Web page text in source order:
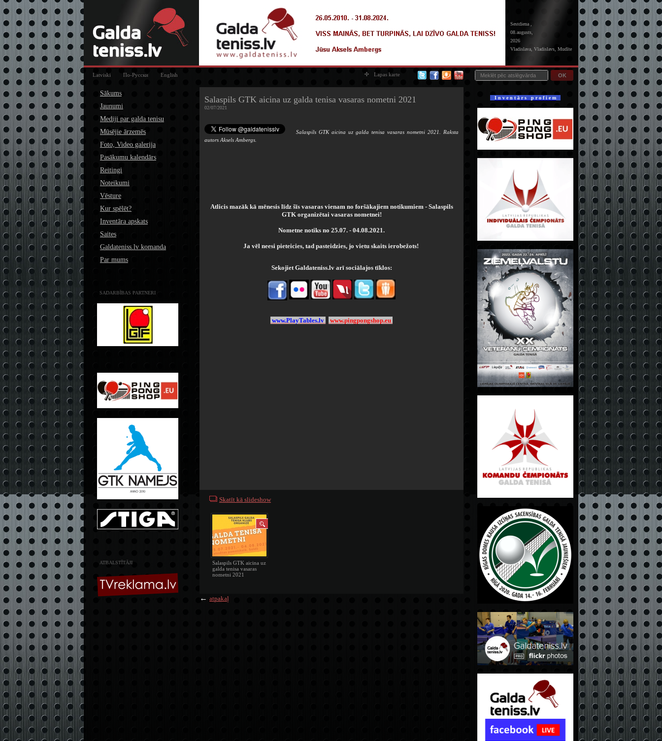
Sestdiena ,
08.augusts,
2026
Vladislava, Vladislavs, Mudīte
OK
Latviski По-Русски English Lapas karte
Sākums
Jaunumi
Mediji par galda tenisu
Mūsējie ārzemēs
Foto, Video galerija
Pasākumu kalendārs
Reitingi
Noteikumi
Vēsture
Kur spēlēt?
Inventāra apskats
Saites
Galdateniss.lv komanda
Par mums
SADARBĪBAS PARTNERI
ATBALSTĪTĀJI
Salaspils GTK aicina uz galda tenisa vasaras nometni 2021
02/07/2021
Salaspils GTK aicina uz galda tenisa vasaras nometni 2021. Raksta
autors Aksels Ambergs.
Atlicis mazāk kā mēnesis līdz šīs vasaras vienam no foršākajiem notikumiem - Salaspils
GTK organizētai vasaras nometnei!
Nometne notiks no 25.07. - 04.08.2021.
Ja vēl neesi pieteicies, tad pasteidzies, jo vietu skaits ierobežots!
Sekojiet Galdateniss.lv arī sociālajos tīklos:
www.PlayTables.lv www.pingpongshop.eu
Skatīt kā slideshow
Salaspils GTK aicina uz
galda tenisa vasaras
nometni 2021
← atpakaļ
I n v e n t ā r s p r o f i e m